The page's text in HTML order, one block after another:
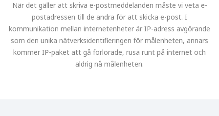
När det gäller att skriva e-postmeddelanden måste vi veta e-
postadressen till de andra för att skicka e-post. I
kommunikation mellan internetenheter är IP-adress avgörande
som den unika nätverksidentifieringen för målenheten, annars
kommer IP-paket att gå förlorade, rusa runt på internet och
aldrig nå målenheten.